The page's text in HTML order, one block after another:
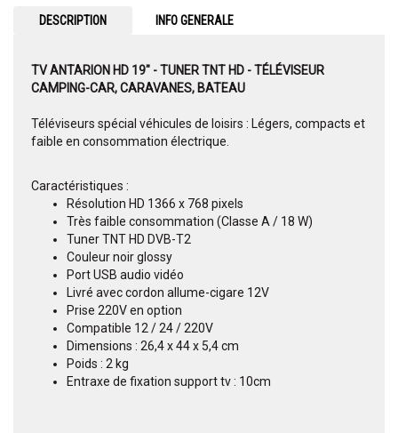
DESCRIPTION INFO GENERALE
TV ANTARION HD 19" - TUNER TNT HD - TÉLÉVISEUR
CAMPING-CAR, CARAVANES, BATEAU
Téléviseurs spécial véhicules de loisirs : Légers, compacts et
faible en consommation électrique.
Caractéristiques :
Résolution HD 1366 x 768 pixels
Très faible consommation (Classe A / 18 W)
Tuner TNT HD DVB-T2
Couleur noir glossy
Port USB audio vidéo
Livré avec cordon allume-cigare 12V
Prise 220V en option
Compatible 12 / 24 / 220V
Dimensions : 26,4 x 44 x 5,4 cm
Poids : 2 kg
Entraxe de fixation support tv : 10cm